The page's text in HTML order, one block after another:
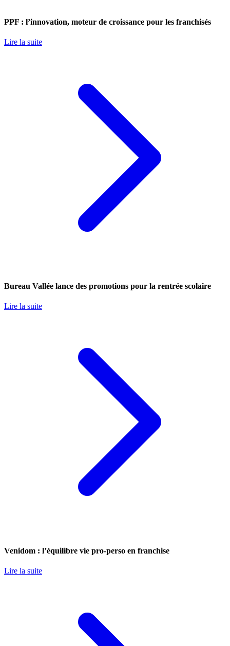
PPF : l’innovation, moteur de croissance pour les franchisés
Lire la suite
Bureau Vallée lance des promotions pour la rentrée scolaire
Lire la suite
Venidom : l’équilibre vie pro-perso en franchise
Lire la suite